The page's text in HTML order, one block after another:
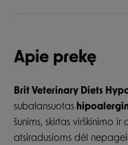
Apie prekę
Brit Veterinary Diets
subalansuotas
šunims, skirtas virškinimo
atsiradusioms dėl